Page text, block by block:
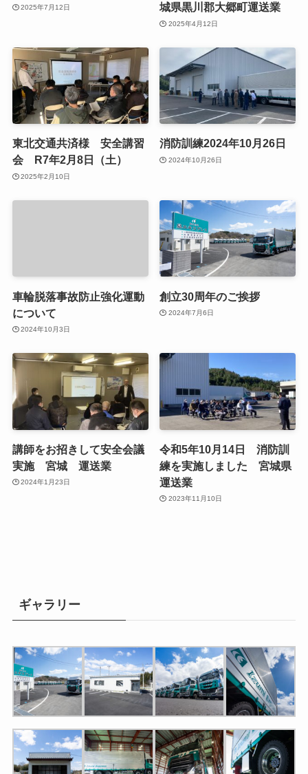
2025年7月12日
城県黒川郡大郷町運送業
2025年4月12日
東北交通共済様 安全講習
会 R7年2月8日（土）
2025年2月10日
消防訓練2024年10月26日
2024年10月26日
車輪脱落事故防止強化運動
について
2024年10月3日
創立30周年のご挨拶
2024年7月6日
講師をお招きして安全会議
実施 宮城 運送業
2024年1月23日
令和5年10月14日 消防訓
練を実施しました 宮城県
運送業
2023年11月10日
ギャラリー